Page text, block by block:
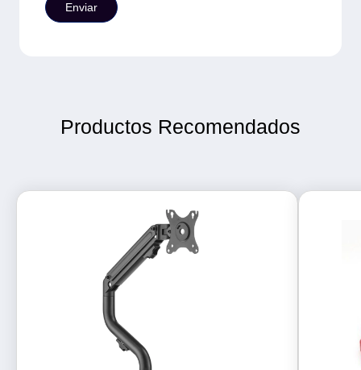
Productos Recomendados